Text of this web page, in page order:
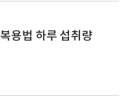
용법 하루 섭취량